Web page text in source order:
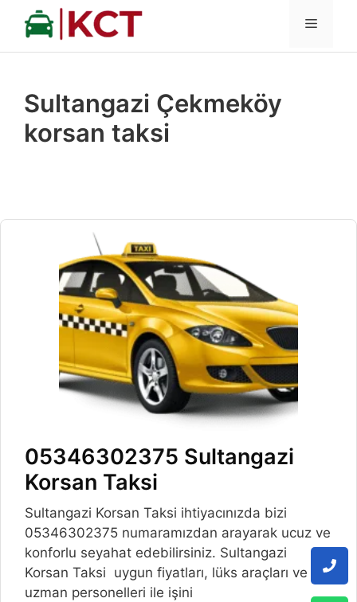
İçeriğe
MENÜ
Sultangazi Çekmeköy
korsan taksi
05346302375 Sultangazi
Korsan Taksi
Sultangazi Korsan Taksi ihtiyacınızda bizi
05346302375 numaramızdan arayarak ucuz ve
konforlu seyahat edebilirsiniz. Sultangazi
Korsan Taksi uygun fiyatları, lüks araçları ve
uzman personelleri ile işini